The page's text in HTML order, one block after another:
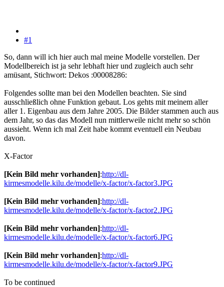
#1
So, dann will ich hier auch mal meine Modelle vorstellen. Der
Modellbereich ist ja sehr lebhaft hier und zugleich auch sehr
amüsant, Stichwort: Dekos :00008286:
Folgendes sollte man bei den Modellen beachten. Sie sind
ausschließlich ohne Funktion gebaut. Los gehts mit meinem aller
aller 1. Eigenbau aus dem Jahre 2005. Die Bilder stammen auch aus
dem Jahr, so das das Modell nun mittlerweile nicht mehr so schön
aussieht. Wenn ich mal Zeit habe kommt eventuell ein Neubau
davon.
X-Factor
[Kein Bild mehr vorhanden]:http://dl-
kirmesmodelle.kilu.de/modelle/x-factor/x-factor3.JPG
[Kein Bild mehr vorhanden]:http://dl-
kirmesmodelle.kilu.de/modelle/x-factor/x-factor2.JPG
[Kein Bild mehr vorhanden]:http://dl-
kirmesmodelle.kilu.de/modelle/x-factor/x-factor6.JPG
[Kein Bild mehr vorhanden]:http://dl-
kirmesmodelle.kilu.de/modelle/x-factor/x-factor9.JPG
To be continued